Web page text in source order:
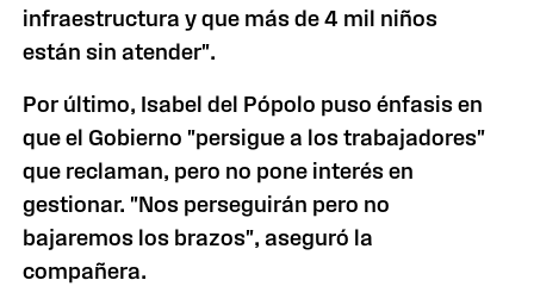
infraestructura y que más de 4 mil niños
están sin atender".
Por último, Isabel del Pópolo puso énfasis en
que el Gobierno "persigue a los trabajadores"
que reclaman, pero no pone interés en
gestionar. "Nos perseguirán pero no
bajaremos los brazos", aseguró la
compañera.